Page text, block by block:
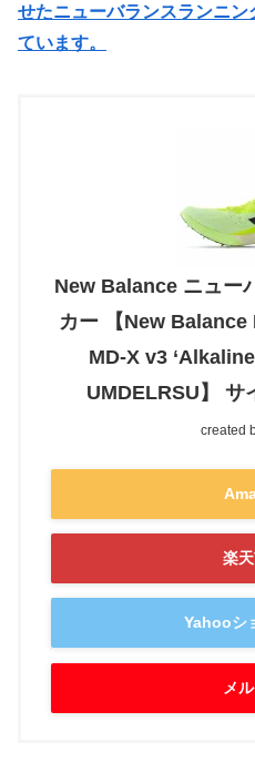
せたニューバランスランニ
ています。
New Balance ニュー
カー 【New
MD-X v3
UMDELRSU】 サ
created
楽
Yahooシ
メ